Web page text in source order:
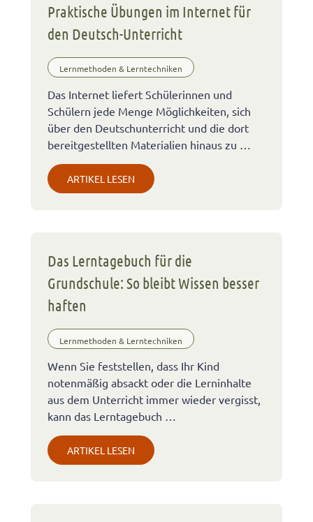
Praktische Übungen im Internet für
den Deutsch-Unterricht
Lernmethoden & Lerntechniken
Das Internet liefert Schülerinnen und
Schülern jede Menge Möglichkeiten, sich
über den Deutschunterricht und die dort
bereitgestellten Materialien hinaus zu …
ARTIKEL LESEN
Das Lerntagebuch für die
Grundschule: So bleibt Wissen besser
haften
Lernmethoden & Lerntechniken
Wenn Sie feststellen, dass Ihr Kind
notenmäßig absackt oder die Lerninhalte
aus dem Unterricht immer wieder vergisst,
kann das Lerntagebuch …
ARTIKEL LESEN